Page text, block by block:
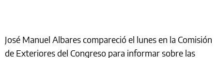
José Manuel Albares compareció el lunes en la Comisión
de Exteriores del Congreso para informar sobre las